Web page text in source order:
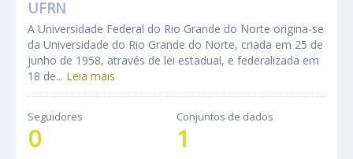
UFRN
A Universidade Federal do Rio Grande do Norte origina-se
da Universidade do Rio Grande do Norte, criada em 25 de
junho de 1958, através de lei estadual, e federalizada em
18 de... Leia mais
Seguidores
0
Conjuntos de dados
1